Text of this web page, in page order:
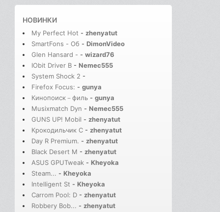
НОВИНКИ
My Perfect Hot - zhenyatut
SmartFons - Об - DimonVideo
Glen Hansard - - wizard76
IObit Driver B - Nemec555
System Shock 2 -
Firefox Focus: - gunya
Кинопоиск－филь - gunya
Musixmatch Dyn - Nemec555
GUNS UP! Mobil - zhenyatut
Крокодильчик С - zhenyatut
Day R Premium. - zhenyatut
Black Desert M - zhenyatut
ASUS GPUTweak - Kheyoka
Steam... - Kheyoka
Intelligent St - Kheyoka
Carrom Pool: D - zhenyatut
Robbery Bob... - zhenyatut